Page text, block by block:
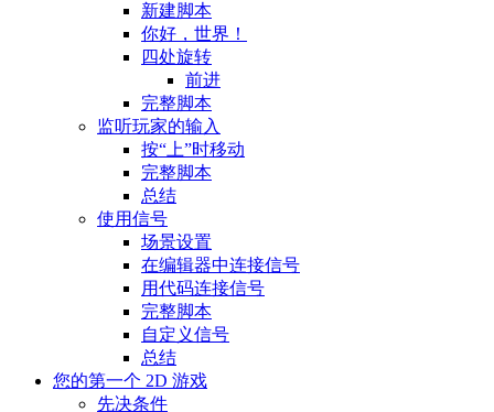
新建脚本
你好，世界！
四处旋转
前进
完整脚本
监听玩家的输入
按“上”时移动
完整脚本
总结
使用信号
场景设置
在编辑器中连接信号
用代码连接信号
完整脚本
自定义信号
总结
您的第一个 2D 游戏
先决条件